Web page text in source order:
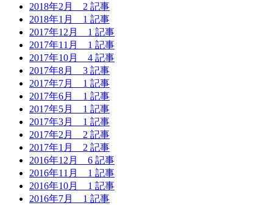
2018年2月 2 記事
2018年1月 1 記事
2017年12月 1 記事
2017年11月 1 記事
2017年10月 4 記事
2017年8月 3 記事
2017年7月 1 記事
2017年6月 1 記事
2017年5月 1 記事
2017年3月 1 記事
2017年2月 2 記事
2017年1月 2 記事
2016年12月 6 記事
2016年11月 1 記事
2016年10月 1 記事
2016年7月 1 記事